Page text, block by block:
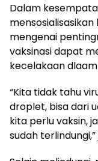
Dalam
mengenai
vaksinasi dapat
kecelakaan
“Kita tidak tahu
droplet, bisa dari
kita perlu vaksin,
sudah